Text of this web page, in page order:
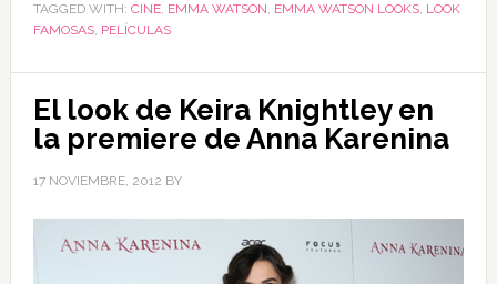
TAGGED WITH: CINE, EMMA WATSON, EMMA WATSON LOOKS, LOOK
FAMOSAS, PELÍCULAS
El look de Keira Knightley en
la premiere de Anna Karenina
17 NOVIEMBRE, 2012 BY